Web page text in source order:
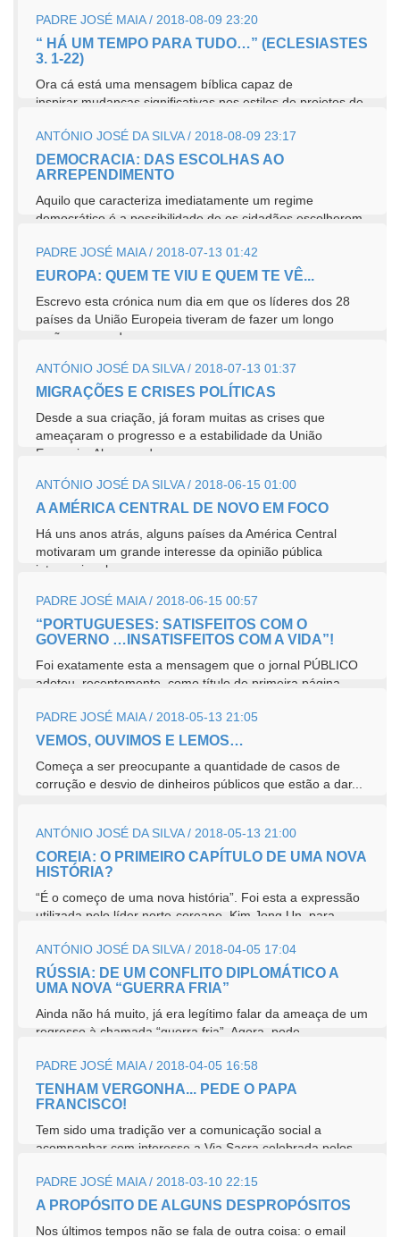
PADRE JOSÉ MAIA / 2018-08-09 23:20
“ HÁ UM TEMPO PARA TUDO…” (ECLESIASTES
3. 1-22)
Ora cá está uma mensagem bíblica capaz de
inspirar mudanças significativas nos estilos de projetos de
ANTÓNIO JOSÉ DA SILVA / 2018-08-09 23:17
DEMOCRACIA: DAS ESCOLHAS AO
ARREPENDIMENTO
Aquilo que caracteriza imediatamente um regime
democrático é a possibilidade de os cidadãos escolherem
PADRE JOSÉ MAIA / 2018-07-13 01:42
EUROPA: QUEM TE VIU E QUEM TE VÊ...
Escrevo esta crónica num dia em que os líderes dos 28
países da União Europeia tiveram de fazer um longo
serão para poderem...
ANTÓNIO JOSÉ DA SILVA / 2018-07-13 01:37
MIGRAÇÕES E CRISES POLÍTICAS
Desde a sua criação, já foram muitas as crises que
ameaçaram o progresso e a estabilidade da União
Europeia. Algumas dessas...
ANTÓNIO JOSÉ DA SILVA / 2018-06-15 01:00
A AMÉRICA CENTRAL DE NOVO EM FOCO
Há uns anos atrás, alguns países da América Central
motivaram um grande interesse da opinião pública
internacional....
PADRE JOSÉ MAIA / 2018-06-15 00:57
“PORTUGUESES: SATISFEITOS COM O
GOVERNO …INSATISFEITOS COM A VIDA”!
Foi exatamente esta a mensagem que o jornal PÚBLICO
adotou, recentemente, como título de primeira página.
PADRE JOSÉ MAIA / 2018-05-13 21:05
VEMOS, OUVIMOS E LEMOS…
Começa a ser preocupante a quantidade de casos de
corrução e desvio de dinheiros públicos que estão a dar...
ANTÓNIO JOSÉ DA SILVA / 2018-05-13 21:00
COREIA: O PRIMEIRO CAPÍTULO DE UMA NOVA
HISTÓRIA?
“É o começo de uma nova história”. Foi esta a expressão
utilizada pelo líder norte-coreano, Kim Jong Un, para...
ANTÓNIO JOSÉ DA SILVA / 2018-04-05 17:04
RÚSSIA: DE UM CONFLITO DIPLOMÁTICO A
UMA NOVA “GUERRA FRIA”
Ainda não há muito, já era legítimo falar da ameaça de um
regresso à chamada “guerra fria”. Agora, pode...
PADRE JOSÉ MAIA / 2018-04-05 16:58
TENHAM VERGONHA... PEDE O PAPA
FRANCISCO!
Tem sido uma tradição ver a comunicação social a
acompanhar com interesse a Via Sacra celebrada pelos
PADRE JOSÉ MAIA / 2018-03-10 22:15
A PROPÓSITO DE ALGUNS DESPROPÓSITOS
Nos últimos tempos não se fala de outra coisa: o email